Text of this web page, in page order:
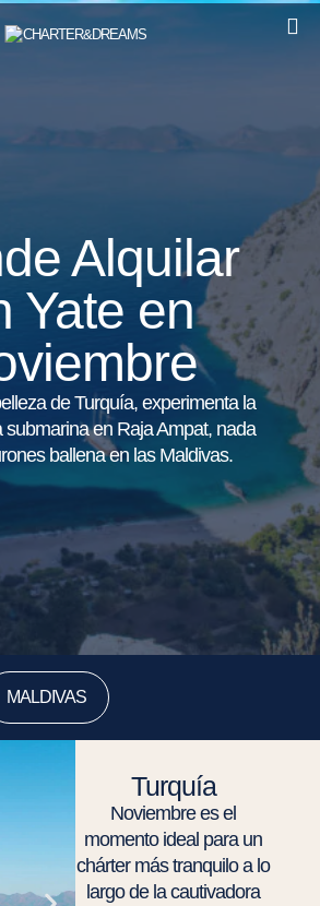
Alquilar
Yate en
de Turquía, experimenta la
submarina en Raja Ampat, nada
ballena en las Maldivas.
MALDIVAS
Turquía
Noviembre es el
momento ideal para un
chárter más tranquilo a lo
largo de la cautivadora